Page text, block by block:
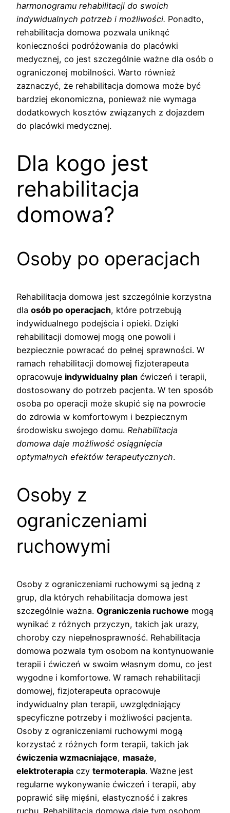
harmonogramu rehabilitacji do swoich
indywidualnych potrzeb i możliwości. Ponadto,
rehabilitacja domowa pozwala uniknąć
konieczności podróżowania do placówki
medycznej, co jest szczególnie ważne dla osób o
ograniczonej mobilności. Warto również
zaznaczyć, że rehabilitacja domowa może być
bardziej ekonomiczna, ponieważ nie wymaga
dodatkowych kosztów związanych z dojazdem
do placówki medycznej.
Dla kogo jest
rehabilitacja
domowa?
Osoby po operacjach
Rehabilitacja domowa jest szczególnie korzystna
dla osób po operacjach, które potrzebują
indywidualnego podejścia i opieki. Dzięki
rehabilitacji domowej mogą one powoli i
bezpiecznie powracać do pełnej sprawności. W
ramach rehabilitacji domowej fizjoterapeuta
opracowuje indywidualny plan ćwiczeń i terapii,
dostosowany do potrzeb pacjenta. W ten sposób
osoba po operacji może skupić się na powrocie
do zdrowia w komfortowym i bezpiecznym
środowisku swojego domu. Rehabilitacja
domowa daje możliwość osiągnięcia
optymalnych efektów terapeutycznych.
Osoby z
ograniczeniami
ruchowymi
Osoby z ograniczeniami ruchowymi są jedną z
grup, dla których rehabilitacja domowa jest
szczególnie ważna. Ograniczenia ruchowe mogą
wynikać z różnych przyczyn, takich jak urazy,
choroby czy niepełnosprawność. Rehabilitacja
domowa pozwala tym osobom na kontynuowanie
terapii i ćwiczeń w swoim własnym domu, co jest
wygodne i komfortowe. W ramach rehabilitacji
domowej, fizjoterapeuta opracowuje
indywidualny plan terapii, uwzględniający
specyficzne potrzeby i możliwości pacjenta.
Osoby z ograniczeniami ruchowymi mogą
korzystać z różnych form terapii, takich jak
ćwiczenia wzmacniające, masaże,
elektroterapia czy termoterapia. Ważne jest
regularne wykonywanie ćwiczeń i terapii, aby
poprawić siłę mięśni, elastyczność i zakres